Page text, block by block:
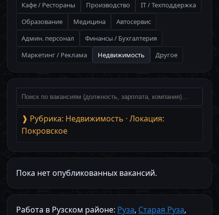
Кафе / Рестораны
Производство
IT / Техподдержка
Образование
Медицина
Автосервис
Админ. персонал
Финансы / Бухгалтерия
Маркетинг / Реклама
Недвижимость Другое
❱ Рубрика: Недвижимость · Локация:
Покровское
Пока нет опубликованных вакансий.
Работа в Рузском районе: Руза, Старая Руза,